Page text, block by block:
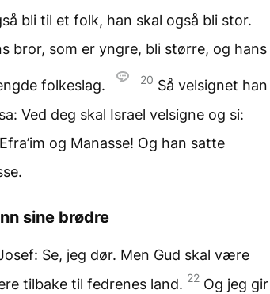
bli til et folk, han skal også bli stor.
bror, som er yngre, bli større, og hans
folkeslag. 20 Så velsignet han
Ved deg skal Israel velsigne og si:
og Manasse! Og han satte
sine brødre
Se, jeg dør. Men Gud skal være
tilbake til fedrenes land. 22 Og jeg gir